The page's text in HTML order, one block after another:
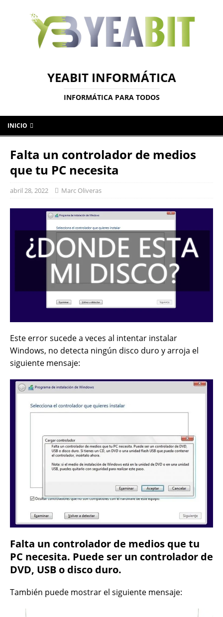
YEABIT INFORMÁTICA
INFORMÁTICA PARA TODOS
INICIO
Falta un controlador de medios
que tu PC necesita
abril 28, 2022 Marc Oliveras
Este error sucede a veces al intentar instalar
Windows, no detecta ningún disco duro y arroja el
siguiente mensaje:
Falta un controlador de medios que tu
PC necesita. Puede ser un controlador de
DVD, USB o disco duro.
También puede mostrar el siguiente mensaje: